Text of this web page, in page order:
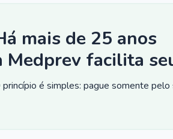
mais de 25 anos
Medprev facilita
princípio é simples: pague somente